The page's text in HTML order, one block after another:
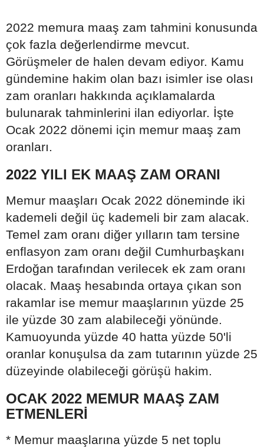
2022 memura maaş zam tahmini konusunda
çok fazla değerlendirme mevcut.
Görüşmeler de halen devam ediyor. Kamu
gündemine hakim olan bazı isimler ise olası
zam oranları hakkında açıklamalarda
bulunarak tahminlerini ilan ediyorlar. İşte
Ocak 2022 dönemi için memur maaş zam
oranları.
2022 YILI EK MAAŞ ZAM ORANI
Memur maaşları Ocak 2022 döneminde iki
kademeli değil üç kademeli bir zam alacak.
Temel zam oranı diğer yılların tam tersine
enflasyon zam oranı değil Cumhurbaşkanı
Erdoğan tarafından verilecek ek zam oranı
olacak. Maaş hesabında ortaya çıkan son
rakamlar ise memur maaşlarının yüzde 25
ile yüzde 30 zam alabileceği yönünde.
Kamuoyunda yüzde 40 hatta yüzde 50'li
oranlar konuşulsa da zam tutarının yüzde 25
düzeyinde olabileceği görüşü hakim.
OCAK 2022 MEMUR MAAŞ ZAM
ETMENLERİ
* Memur maaşlarına yüzde 5 net toplu